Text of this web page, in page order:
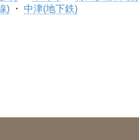
) 中津(地下鉄)